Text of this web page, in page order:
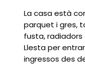
La casa està
parquet i gres,
fusta, radiadors
Llesta per
ingressos des